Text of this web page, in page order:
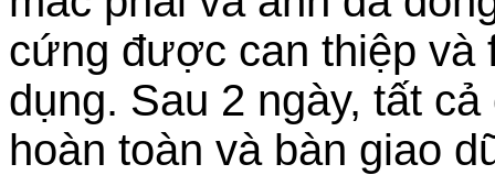
cứng được can thiệp và
dụng. Sau 2 ngày, tất
hoàn toàn và bàn giao